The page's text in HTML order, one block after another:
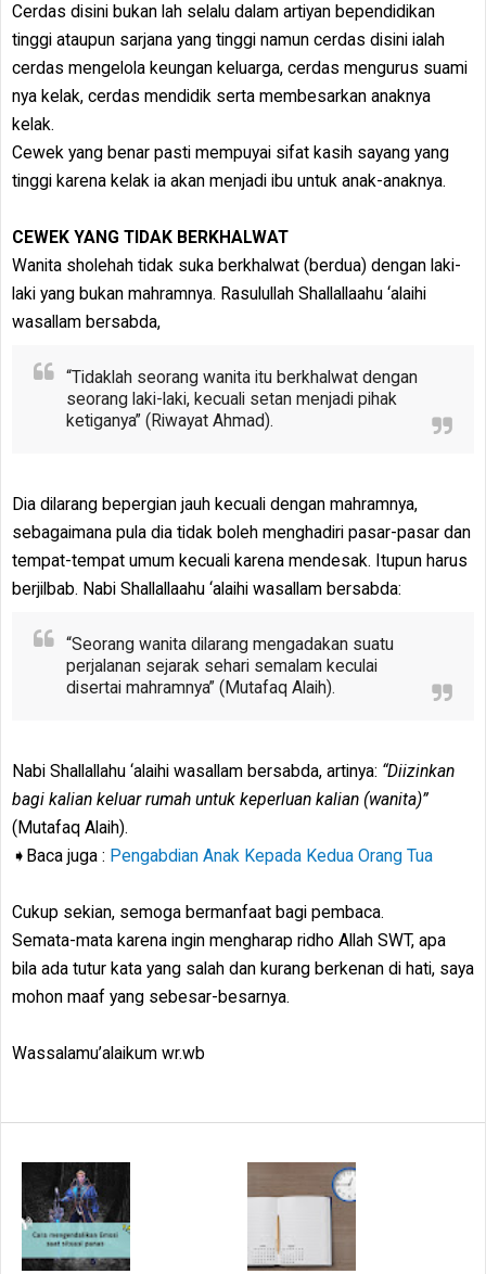
Cerdas disini bukan lah selalu dalam artiyan bependidikan
tinggi ataupun sarjana yang tinggi namun cerdas disini ialah
cerdas mengelola keungan keluarga, cerdas mengurus suami
nya kelak, cerdas mendidik serta membesarkan anaknya
kelak.
Cewek yang benar pasti mempuyai sifat kasih sayang yang
tinggi karena kelak ia akan menjadi ibu untuk anak-anaknya.
CEWEK YANG TIDAK BERKHALWAT
Wanita sholehah tidak suka berkhalwat (berdua) dengan laki-
laki yang bukan mahramnya. Rasulullah Shallallaahu ‘alaihi
wasallam bersabda,
“Tidaklah seorang wanita itu berkhalwat dengan
seorang laki-laki, kecuali setan menjadi pihak
ketiganya” (Riwayat Ahmad).
Dia dilarang bepergian jauh kecuali dengan mahramnya,
sebagaimana pula dia tidak boleh menghadiri pasar-pasar dan
tempat-tempat umum kecuali karena mendesak. Itupun harus
berjilbab. Nabi Shallallaahu ‘alaihi wasallam bersabda:
“Seorang wanita dilarang mengadakan suatu
perjalanan sejarak sehari semalam keculai
disertai mahramnya” (Mutafaq Alaih).
Nabi Shallallahu ‘alaihi wasallam bersabda, artinya: “Diizinkan
bagi kalian keluar rumah untuk keperluan kalian (wanita)”
(Mutafaq Alaih).
➧Baca juga : Pengabdian Anak Kepada Kedua Orang Tua
Cukup sekian, semoga bermanfaat bagi pembaca.
Semata-mata karena ingin mengharap ridho Allah SWT, apa
bila ada tutur kata yang salah dan kurang berkenan di hati, saya
mohon maaf yang sebesar-besarnya.
Wassalamu’alaikum wr.wb